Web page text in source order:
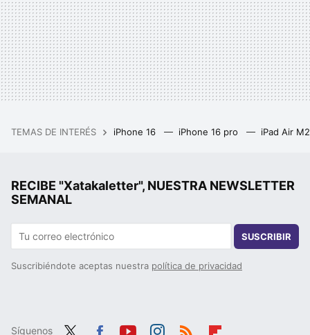
TEMAS DE INTERÉS iPhone 16 iPhone 16 pro iPad Air
RECIBE "Xatakaletter", NUESTRA NEWSLETTER
SEMANAL
SUSCRIBIR
Suscribiéndote aceptas nuestra política de privacidad
Síguenos